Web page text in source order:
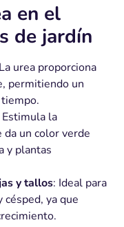
en el
de jardín
urea proporciona
permitiendo un
Estimula la
un color verde
y plantas
y tallos: Ideal para
ya que